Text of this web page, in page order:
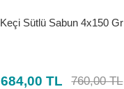
Keçi Sütlü Sabun 4x150 Gr
684,00 TL 760,00 TL